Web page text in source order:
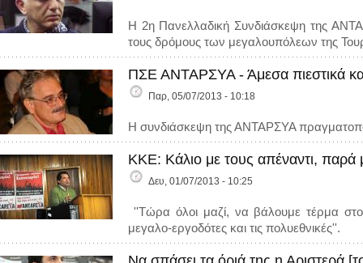
H 2η Πανελλαδική Συνδιάσκεψη της
τους δρόμους των μεγαλουπόλεων της
ΠΣΕ ΑΝΤΑΡΣΥΑ - Άμεσα πιεστικά
Παρ, 05/07/2013 - 10:18
Η συνδιάσκεψη της ΑΝΤΑΡΣΥΑ
ΚΚΕ: Κάλιο με τους απέναντι, παρά
Δευ, 01/07/2013 - 10:25
''Τώρα όλοι μαζί, να βάλουμε τέρμα
μεγαλο-εργοδότες και τις πολυεθνικές''.